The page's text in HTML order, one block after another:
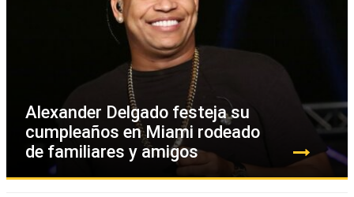
Alexander Delgado festeja su
cumpleaños en Miami rodeado
de familiares y amigos